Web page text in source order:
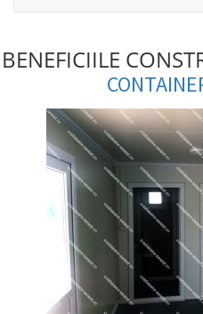
BENEFICIILE